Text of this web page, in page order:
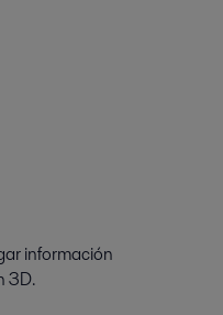
información
3D.